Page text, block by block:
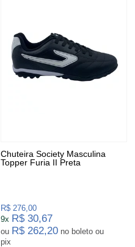
Chuteira Society Masculina
Topper Furia II Preta
R$ 276,00
9x R$ 30,67
ou R$ 262,20 no boleto ou
pix